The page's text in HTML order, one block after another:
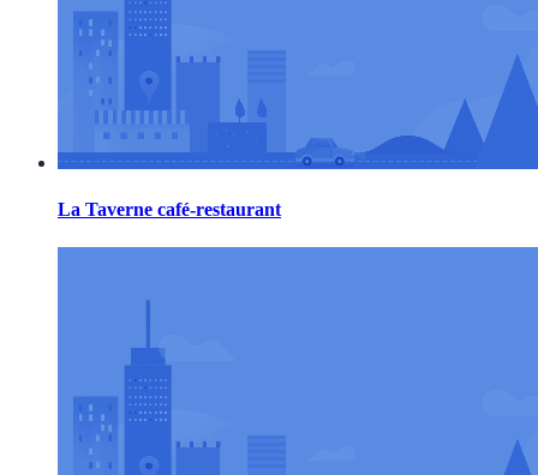
La Taverne café-restaurant